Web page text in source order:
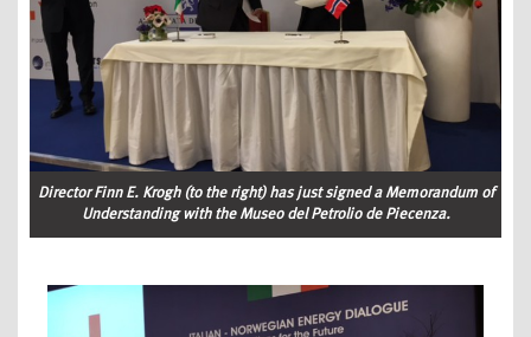
Director Finn E. Krogh (to the right) has just signed a Memorandum of
Understanding with the Museo del Petrolio de Piecenza.